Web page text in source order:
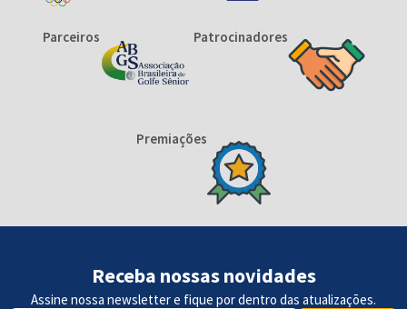
Parceiros Patrocinadores
Premiações
Receba nossas novidades
Assine nossa newsletter e fique por dentro das atualizações.